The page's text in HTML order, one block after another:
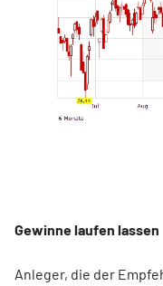
Gewinne laufen lassen
Anleger, die der